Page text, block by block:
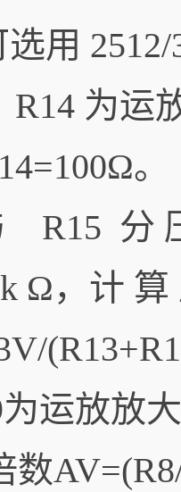
用
为运
。
分 压
Ω，计 算
运放放大
数